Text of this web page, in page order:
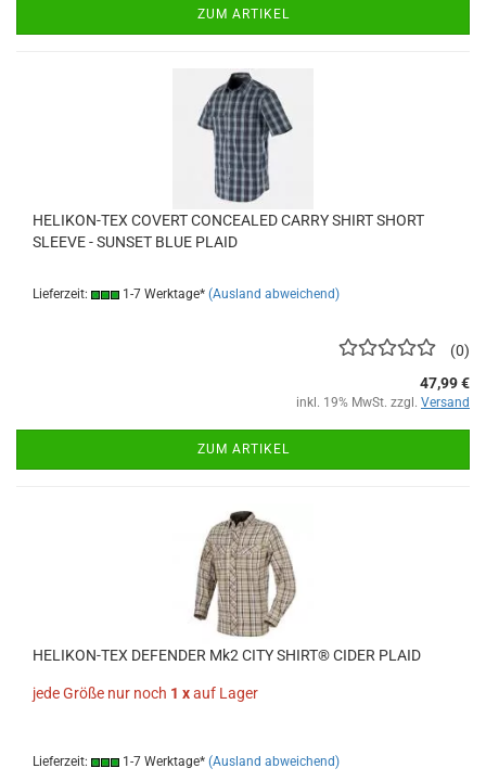
ZUM ARTIKEL
HELIKON-TEX COVERT CONCEALED CARRY SHIRT SHORT
SLEEVE - SUNSET BLUE PLAID
Lieferzeit: 1-7 Werktage* (Ausland abweichend)
0
47,99 €
inkl. 19% MwSt. zzgl. Versand
ZUM ARTIKEL
HELIKON-TEX DEFENDER Mk2 CITY SHIRT® CIDER PLAID
jede Größe nur noch 1 xauf Lager
Lieferzeit: 1-7 Werktage* (Ausland abweichend)